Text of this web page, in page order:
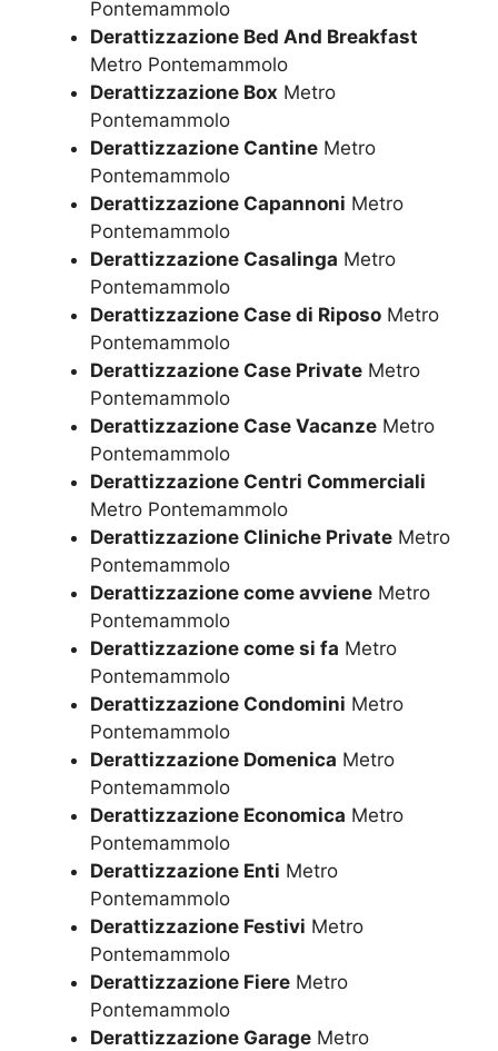
Pontemammolo
Derattizzazione Bed And Breakfast
Metro Pontemammolo
Derattizzazione Box Metro
Pontemammolo
Derattizzazione Cantine Metro
Pontemammolo
Derattizzazione Capannoni Metro
Pontemammolo
Derattizzazione Casalinga Metro
Pontemammolo
Derattizzazione Case di Riposo Metro
Pontemammolo
Derattizzazione Case Private Metro
Pontemammolo
Derattizzazione Case Vacanze Metro
Pontemammolo
Derattizzazione Centri Commerciali
Metro Pontemammolo
Derattizzazione Cliniche Private Metro
Pontemammolo
Derattizzazione come avviene Metro
Pontemammolo
Derattizzazione come si fa Metro
Pontemammolo
Derattizzazione Condomini Metro
Pontemammolo
Derattizzazione Domenica Metro
Pontemammolo
Derattizzazione Economica Metro
Pontemammolo
Derattizzazione Enti Metro
Pontemammolo
Derattizzazione Festivi Metro
Pontemammolo
Derattizzazione Fiere Metro
Pontemammolo
Derattizzazione Garage Metro